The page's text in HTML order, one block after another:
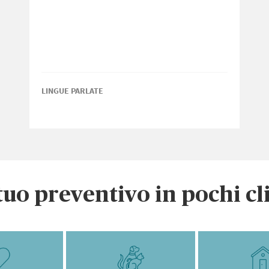
LINGUE PARLATE
preventivo in pochi